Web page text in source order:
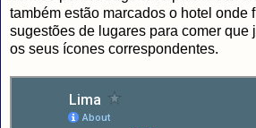
também estão marcados o hotel onde
sugestões de lugares para comer que
os seus ícones correspondentes.